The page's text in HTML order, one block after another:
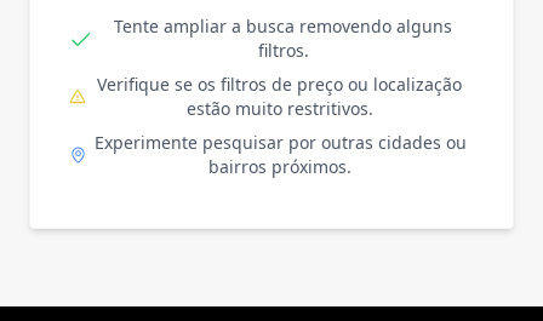
Tente ampliar a busca removendo alguns
filtros.
Verifique se os filtros de preço ou localização
estão muito restritivos.
Experimente pesquisar por outras cidades ou
bairros próximos.